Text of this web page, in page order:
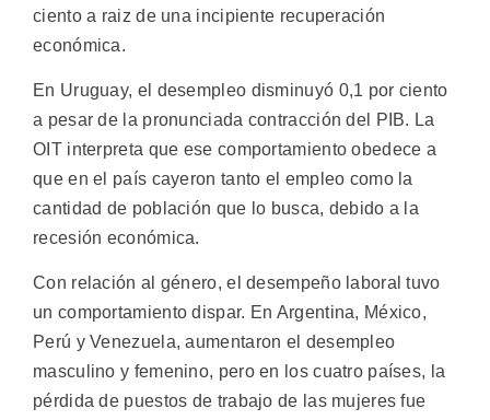
ciento a raiz de una incipiente recuperación
económica.
En Uruguay, el desempleo disminuyó 0,1 por ciento
a pesar de la pronunciada contracción del PIB. La
OIT interpreta que ese comportamiento obedece a
que en el país cayeron tanto el empleo como la
cantidad de población que lo busca, debido a la
recesión económica.
Con relación al género, el desempeño laboral tuvo
un comportamiento dispar. En Argentina, México,
Perú y Venezuela, aumentaron el desempleo
masculino y femenino, pero en los cuatro países, la
pérdida de puestos de trabajo de las mujeres fue